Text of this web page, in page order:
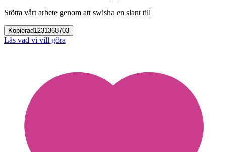
Stötta vårt arbete genom att swisha en slant till
Kopierad1231368703
Läs vad vi vill göra